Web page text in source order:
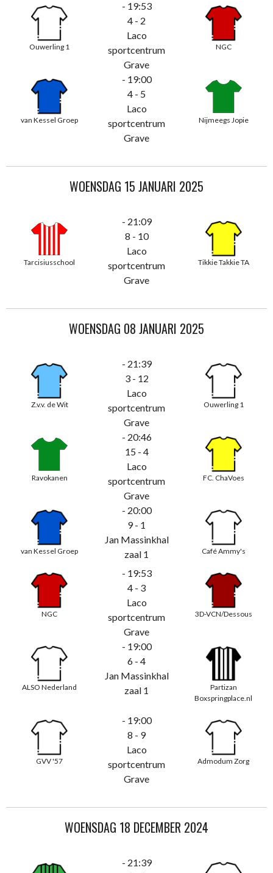
Ouwerling 1
- 19:53
4 - 2
Laco
sportcentrum
Grave
NGC
van Kessel Groep
- 19:00
4 - 5
Laco
sportcentrum
Grave
Nijmeegs Jopie
WOENSDAG 15 JANUARI 2025
Tarcisiusschool
- 21:09
8 - 10
Laco
sportcentrum
Grave
Tikkie Takkie TA
WOENSDAG 08 JANUARI 2025
Z.v.v. de Wit
- 21:39
3 - 12
Laco
sportcentrum
Grave
Ouwerling 1
Ravokanen
- 20:46
15 - 4
Laco
sportcentrum
Grave
FC. ChaVoes
van Kessel Groep
- 20:00
9 - 1
Jan Massinkhal
zaal 1
Café Ammy's
NGC
- 19:53
4 - 3
Laco
sportcentrum
Grave
3D-VCN/Dessous
ALSO Nederland
- 19:00
6 - 4
Jan Massinkhal
zaal 1
Partizan
Boxspringplace.nl
GVV '57
- 19:00
8 - 9
Laco
sportcentrum
Grave
Admodum Zorg
WOENSDAG 18 DECEMBER 2024
- 21:39